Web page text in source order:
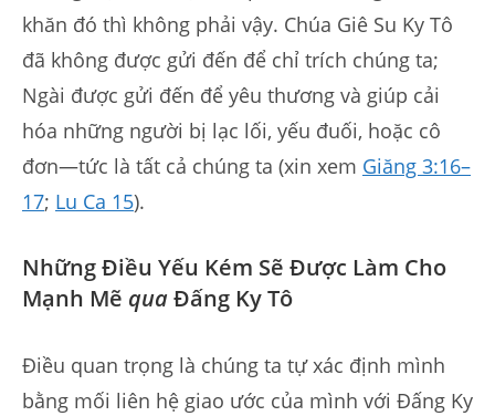
khăn đó thì không phải vậy. Chúa Giê Su Ky Tô
đã không được gửi đến để chỉ trích chúng ta;
Ngài được gửi đến để yêu thương và giúp cải
hóa những người bị lạc lối, yếu đuối, hoặc cô
đơn—tức là tất cả chúng ta (xin xem Giăng 3:16–
17; Lu Ca 15).
Những Điều Yếu Kém Sẽ Được Làm Cho
Mạnh Mẽ quaĐấng Ky Tô
Điều quan trọng là chúng ta tự xác định mình
bằng mối liên hệ giao ước của mình với Đấng Ky